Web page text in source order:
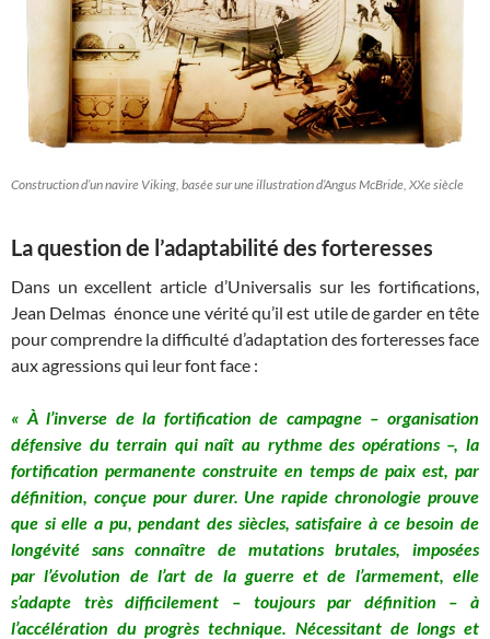
Construction d’un navire Viking, basée sur une illustration d’Angus McBride, XXe siècle
La question de l’adaptabilité des forteresses
Dans un excellent article d’Universalis sur les fortifications,
Jean Delmas énonce une vérité qu’il est utile de garder en tête
pour comprendre la difficulté d’adaptation des forteresses face
aux agressions qui leur font face :
« À l’inverse de la fortification de campagne – organisation
défensive du terrain qui naît au rythme des opérations –, la
fortification permanente construite en temps de paix est, par
définition, conçue pour durer. Une rapide chronologie prouve
que si elle a pu, pendant des siècles, satisfaire à ce besoin de
longévité sans connaître de mutations brutales, imposées
par l’évolution de l’art de la guerre et de l’armement, elle
s’adapte très difficilement – toujours par définition – à
l’accélération du progrès technique. Nécessitant de longs et